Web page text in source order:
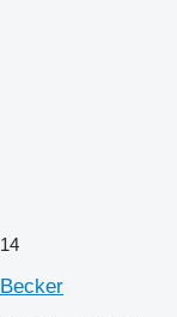
14
Becker